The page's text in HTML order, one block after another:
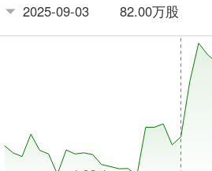
2025-09-03 82.00万股